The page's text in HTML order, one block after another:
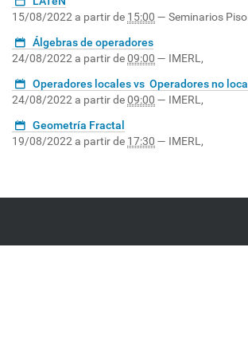
15/08/2022 a partir de 15:00 — Seminarios
Álgebras de operadores
24/08/2022 a partir de09:00 — IMERL ,
Operadores locales vs Operadores no
24/08/2022 a partir de09:00 — IMERL ,
Geometría Fractal
19/08/2022 a partir de 17:30 — IMERL ,